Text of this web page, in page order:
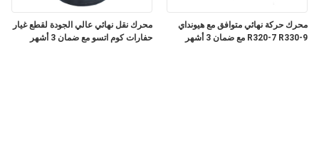
محرك نقل نهائي عالي الجودة لقطع غيار
حفارات كوم اتسو مع ضمان 3 أشهر
محرك حركة نهائي متوافق مع هيونداي
R320-7 R330-9 مع ضمان 3 أشهر